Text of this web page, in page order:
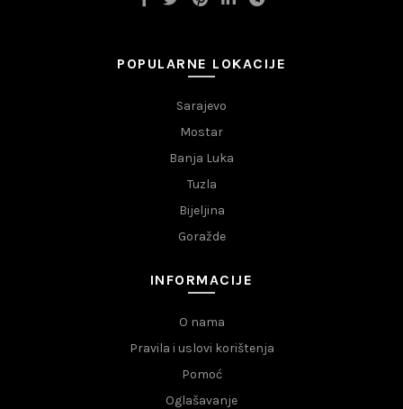
POPULARNE LOKACIJE
Sarajevo
Mostar
Banja Luka
Tuzla
Bijeljina
Goražde
INFORMACIJE
O nama
Pravila i uslovi korištenja
Pomoć
Oglašavanje